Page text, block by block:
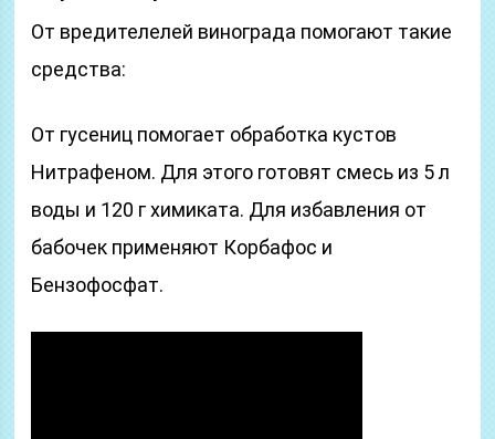
От вредителелей винограда помогают такие
средства:
От гусениц помогает обработка кустов
Нитрафеном. Для этого готовят смесь из 5 л
воды и 120 г химиката. Для избавления от
бабочек применяют Корбафос и
Бензофосфат.